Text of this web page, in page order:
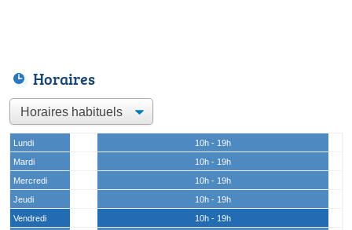
Horaires
Lundi
10h - 19h
Mardi
10h - 19h
Mercredi
10h - 19h
Jeudi
10h - 19h
Vendredi
10h - 19h